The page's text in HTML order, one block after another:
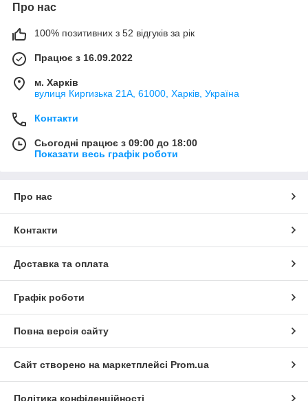
Про нас
100% позитивних з 52 відгуків за рік
Працює з 16.09.2022
м. Харків
вулиця Киргизька 21А, 61000, Харків, Україна
Контакти
Сьогодні працює з 09:00 до 18:00
Показати весь графік роботи
Про нас
Контакти
Доставка та оплата
Графік роботи
Повна версія сайту
Сайт створено на маркетплейсі Prom.ua
Політика конфіденційності